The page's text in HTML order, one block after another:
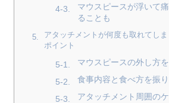
マウスピースが浮いて
ることも
アタッチメントが何度も取れてし
ポイント
マウスピースの外し方
食事内容と食べ方を振
アタッチメント周囲の